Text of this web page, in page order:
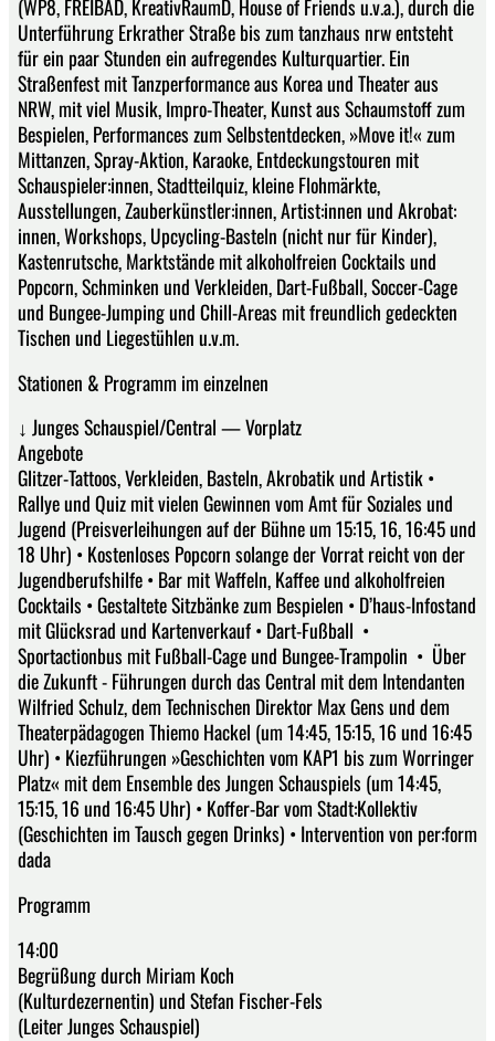
(WP8, FREIBAD, KreativRaumD, House of Friends u.v.a.), durch die
Unterführung Erkrather Straße bis zum tanzhaus nrw entsteht
für ein paar Stunden ein aufregendes Kulturquartier. Ein
Straßenfest mit Tanzperformance aus Korea und Theater aus
NRW, mit viel Musik, Impro-Theater, Kunst aus Schaumstoff zum
Bespielen, Performances zum Selbstentdecken, »Move it!« zum
Mittanzen, Spray-Aktion, Karaoke, Entdeckungstouren mit
Schauspieler:innen, Stadtteilquiz, kleine Flohmärkte,
Ausstellungen, Zauberkünstler:innen, Artist:innen und Akrobat:
innen, Workshops, Upcycling-Basteln (nicht nur für Kinder),
Kastenrutsche, Marktstände mit alkoholfreien Cocktails und
Popcorn, Schminken und Verkleiden, Dart-Fußball, Soccer-Cage
und Bungee-Jumping und Chill-Areas mit freundlich gedeckten
Tischen und Liegestühlen u.v.m.
Stationen & Programm im einzelnen
↓ Junges Schauspiel/Central — Vorplatz
Angebote
Glitzer-Tattoos, Verkleiden, Basteln, Akrobatik und Artistik •
Rallye und Quiz mit vielen Gewinnen vom Amt für Soziales und
Jugend (Preisverleihungen auf der Bühne um 15:15, 16, 16:45 und
18 Uhr) • Kostenloses Popcorn solange der Vorrat reicht von der
Jugendberufshilfe • Bar mit Waffeln, Kaffee und alkoholfreien
Cocktails • Gestaltete Sitzbänke zum Bespielen • D’haus-Infostand
mit Glücksrad und Kartenverkauf • Dart-Fußball •
Sportactionbus mit Fußball-Cage und Bungee-Trampolin • Über
die Zukunft - Führungen durch das Central mit dem Intendanten
Wilfried Schulz, dem Technischen Direktor Max Gens und dem
Theaterpädagogen Thiemo Hackel (um 14:45, 15:15, 16 und 16:45
Uhr) • Kiezführungen »Geschichten vom KAP1 bis zum Worringer
Platz« mit dem Ensemble des Jungen Schauspiels (um 14:45,
15:15, 16 und 16:45 Uhr) • Koffer-Bar vom Stadt:Kollektiv
(Geschichten im Tausch gegen Drinks) • Intervention von per:form
dada
Programm
14:00
Begrüßung durch Miriam Koch
(Kulturdezernentin) und Stefan Fischer-Fels
(Leiter Junges Schauspiel)